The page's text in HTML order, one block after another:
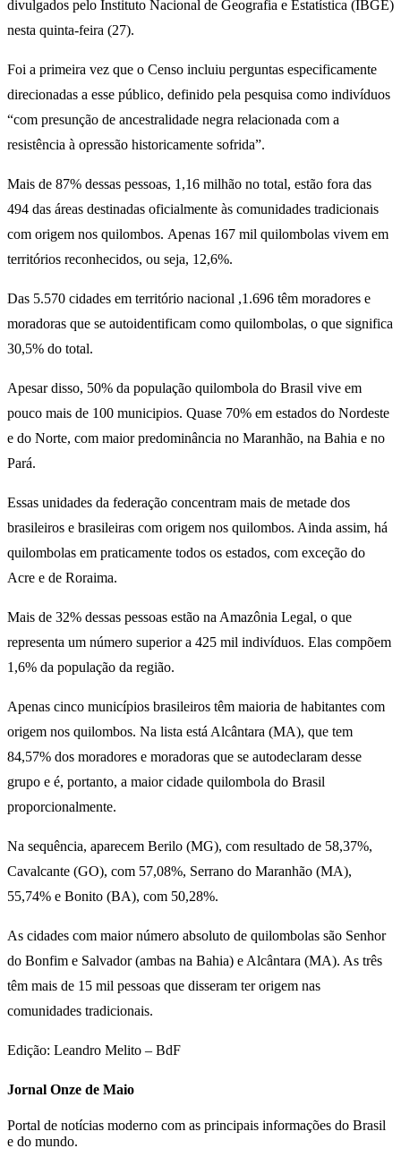
divulgados pelo Instituto Nacional de Geografia e Estatística (IBGE)
nesta quinta-feira (27).
Foi a primeira vez que o Censo incluiu perguntas especificamente
direcionadas a esse público, definido pela pesquisa como indivíduos
“com presunção de ancestralidade negra relacionada com a
resistência à opressão historicamente sofrida”.
Mais de 87% dessas pessoas, 1,16 milhão no total, estão fora das
494 das áreas destinadas oficialmente às comunidades tradicionais
com origem nos quilombos. Apenas 167 mil quilombolas vivem em
territórios reconhecidos, ou seja, 12,6%.
Das 5.570 cidades em território nacional ,1.696 têm moradores e
moradoras que se autoidentificam como quilombolas, o que significa
30,5% do total.
Apesar disso, 50% da população quilombola do Brasil vive em
pouco mais de 100 municipios. Quase 70% em estados do Nordeste
e do Norte, com maior predominância no Maranhão, na Bahia e no
Pará.
Essas unidades da federação concentram mais de metade dos
brasileiros e brasileiras com origem nos quilombos. Ainda assim, há
quilombolas em praticamente todos os estados, com exceção do
Acre e de Roraima.
Mais de 32% dessas pessoas estão na Amazônia Legal, o que
representa um número superior a 425 mil indivíduos. Elas compõem
1,6% da população da região.
Apenas cinco municípios brasileiros têm maioria de habitantes com
origem nos quilombos. Na lista está Alcântara (MA), que tem
84,57% dos moradores e moradoras que se autodeclaram desse
grupo e é, portanto, a maior cidade quilombola do Brasil
proporcionalmente.
Na sequência, aparecem Berilo (MG), com resultado de 58,37%,
Cavalcante (GO), com 57,08%, Serrano do Maranhão (MA),
55,74% e Bonito (BA), com 50,28%.
As cidades com maior número absoluto de quilombolas são Senhor
do Bonfim e Salvador (ambas na Bahia) e Alcântara (MA). As três
têm mais de 15 mil pessoas que disseram ter origem nas
comunidades tradicionais.
Edição: Leandro Melito – BdF
Jornal Onze de Maio
Portal de notícias moderno com as principais informações do Brasil
e do mundo.